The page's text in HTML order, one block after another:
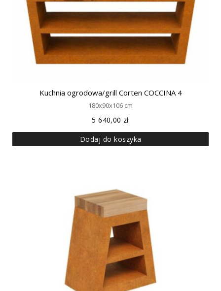
Kuchnia ogrodowa/grill Corten COCCINA 4
180x90x106 cm
5 640,00 zł
Dodaj do koszyka